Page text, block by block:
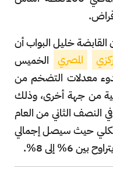
خليل البواب أن
المصري الخميس
معدلات التضخم من
من جهة أخرى، وذلك
النصف الثاني من العام
حيث سيصل إجمالي
6% إلى 8%.